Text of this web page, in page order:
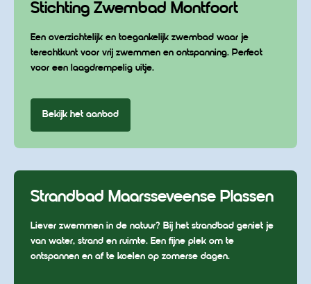
Stichting Zwembad Montfoort
Een overzichtelijk en toegankelijk zwembad waar je
terechtkunt voor vrij zwemmen en ontspanning. Perfect
voor een laagdrempelig uitje.
Bekijk het aanbod
Strandbad Maarsseveense Plassen
Liever zwemmen in de natuur? Bij het strandbad geniet je
van water, strand en ruimte. Een fijne plek om te
ontspannen en af te koelen op zomerse dagen.